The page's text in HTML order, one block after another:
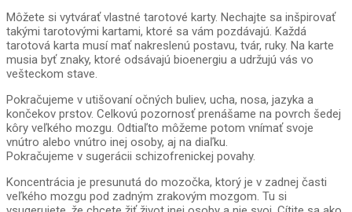
Môžete si vytvárať vlastné tarotové karty. Nechajte sa inšpirovať
takými tarotovými kartami, ktoré sa vám pozdávajú. Každá
tarotová karta musí mať nakreslenú postavu, tvár, ruky. Na karte
musia byť znaky, ktoré odsávajú bioenergiu a udržujú vás vo
vešteckom stave.
Pokračujeme v utišovaní očných buliev, ucha, nosa, jazyka a
končekov prstov. Celkovú pozornosť prenášame na povrch šedej
kôry veľkého mozgu. Odtiaľto môžeme potom vnímať svoje
vnútro alebo vnútro inej osoby, aj na diaľku.
Pokračujeme v sugerácii schizofrenickej povahy.
Koncentrácia je presunutá do mozočka, ktorý je v zadnej časti
veľkého mozgu pod zadným zrakovým mozgom. Tu si